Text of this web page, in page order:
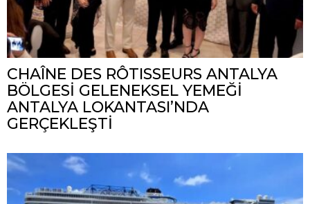
CHAÎNE DES RÔTISSEURS ANTALYA
BÖLGESİ GELENEKSEL YEMEĞİ
ANTALYA LOKANTASI’NDA
GERÇEKLEŞTİ